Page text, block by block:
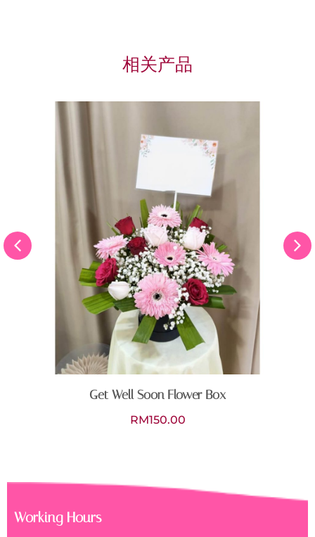
相关产品
Get Well Soon Flower Box
RM150.00
Working Hours